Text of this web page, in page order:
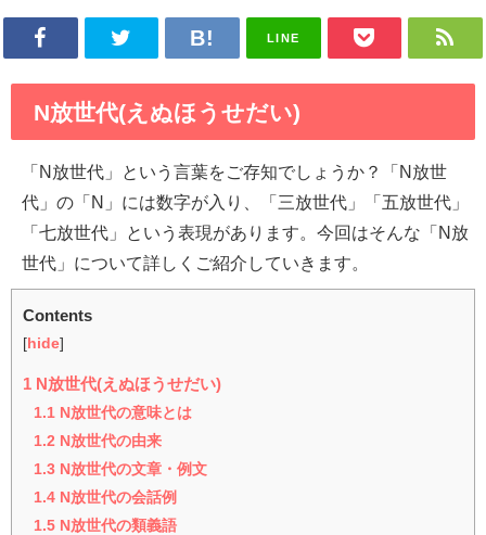
LINE
N放世代(えぬほうせだい)
「N放世代」という言葉をご存知でしょうか？「N放世
代」の「N」には数字が入り、「三放世代」「五放世代」
「七放世代」という表現があります。今回はそんな「N放
世代」について詳しくご紹介していきます。
Contents
[ hide]
1 N放世代(えぬほうせだい)
1.1 N放世代の意味とは
1.2 N放世代の由来
1.3 N放世代の文章・例文
1.4 N放世代の会話例
1.5 N放世代の類義語